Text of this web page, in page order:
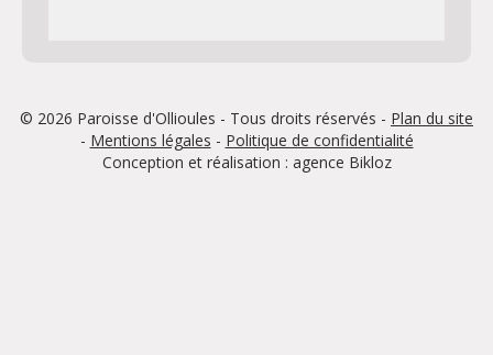
© 2026 Paroisse d'Ollioules - Tous droits réservés - Plan du site
- Mentions légales - Politique de confidentialité
Conception et réalisation : agence Bikloz